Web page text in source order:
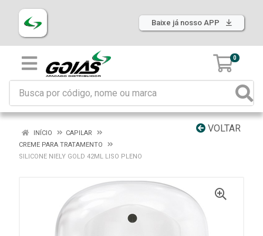
Baixe já nosso APP
0
VOLTAR
INÍCIO
CAPILAR
CREME PARA TRATAMENTO
SILICONE NIELY GOLD 42ML LISO PLENO